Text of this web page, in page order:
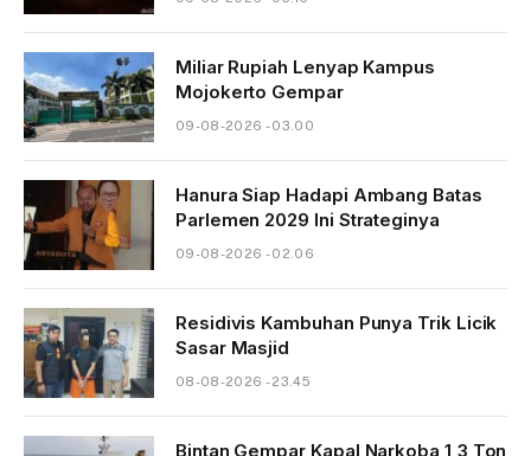
Miliar Rupiah Lenyap Kampus
Mojokerto Gempar
09-08-2026 - 03.00
Hanura Siap Hadapi Ambang Batas
Parlemen 2029 Ini Strateginya
09-08-2026 - 02.06
Residivis Kambuhan Punya Trik Licik
Sasar Masjid
08-08-2026 - 23.45
Bintan Gempar Kapal Narkoba 1,3 Ton